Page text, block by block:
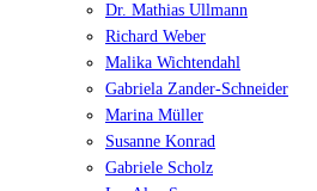
Dr. Mathias Ullmann
Richard Weber
Malika Wichtendahl
Gabriela Zander-Schneider
Marina Müller
Susanne Konrad
Gabriele Scholz